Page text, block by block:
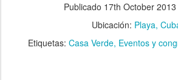
Publicado 17th October 2013
Ubicación: Playa,
Etiquetas: Casa Verde Eventos y